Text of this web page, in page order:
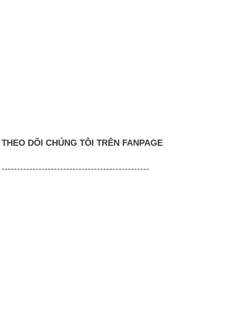
THEO DÕI CHÚNG TÔI TRÊN FANPAGE
------------------------------------------------